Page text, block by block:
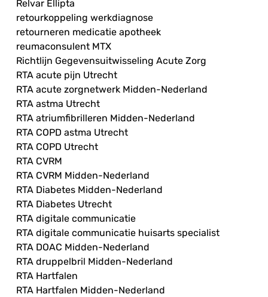
Relvar Ellipta
retourkoppeling werkdiagnose
retourneren medicatie apotheek
reumaconsulent MTX
Richtlijn Gegevensuitwisseling Acute Zorg
RTA acute pijn Utrecht
RTA acute zorgnetwerk Midden-Nederland
RTA astma Utrecht
RTA atriumfibrilleren Midden-Nederland
RTA COPD astma Utrecht
RTA COPD Utrecht
RTA CVRM
RTA CVRM Midden-Nederland
RTA Diabetes Midden-Nederland
RTA Diabetes Utrecht
RTA digitale communicatie
RTA digitale communicatie huisarts specialist
RTA DOAC Midden-Nederland
RTA druppelbril Midden-Nederland
RTA Hartfalen
RTA Hartfalen Midden-Nederland